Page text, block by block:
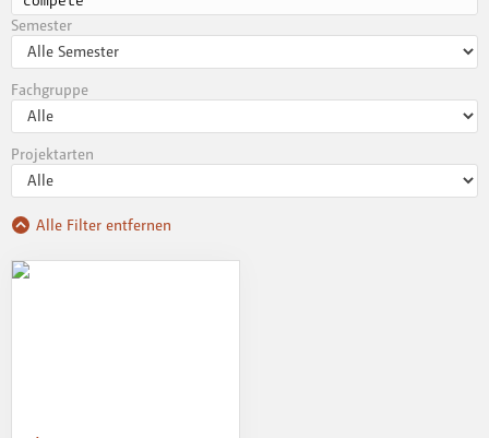
Semester
Fachgruppe
Projektarten
Alle Filter entfernen